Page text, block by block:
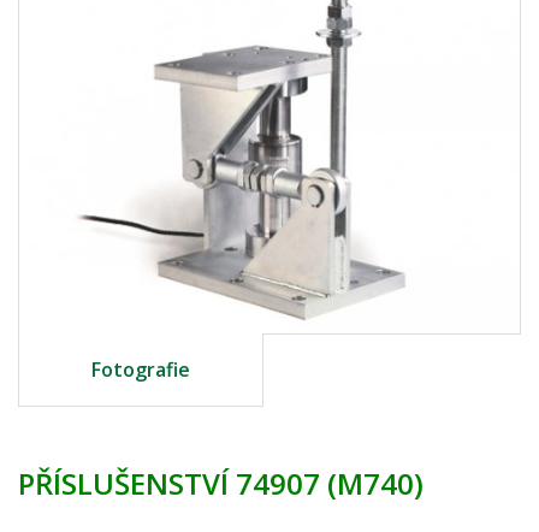
Fotografie
PŘÍSLUŠENSTVÍ 74907 (M740)